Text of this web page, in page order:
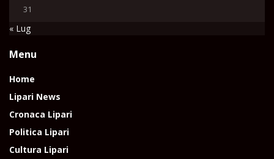
31
« Lug
Menu
Home
Lipari News
Cronaca Lipari
Politica Lipari
Cultura Lipari